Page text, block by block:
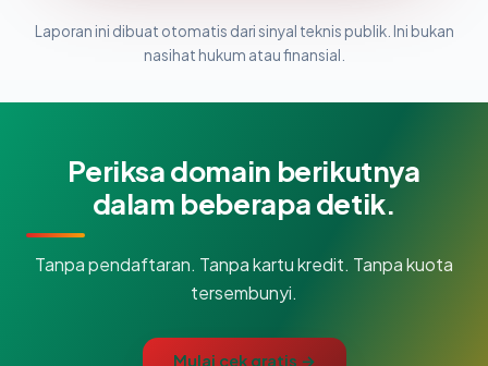
Laporan ini dibuat otomatis dari sinyal teknis publik. Ini bukan
nasihat hukum atau finansial.
Periksa domain berikutnya
dalam beberapa detik.
Tanpa pendaftaran. Tanpa kartu kredit. Tanpa kuota
tersembunyi.
Mulai cek gratis →